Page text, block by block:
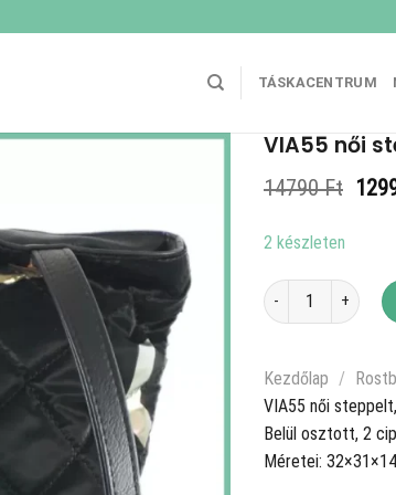
TÁSKACENTRUM
VIA55 női
14790Ft
2 készleten
VIA55 női steppelt,
Kezdőlap /
VIA55 női
Belül osztott, 2
Méretei: